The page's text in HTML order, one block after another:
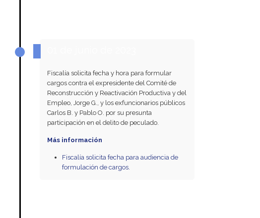
Fiscalía solicita fecha y hora para formular
cargos contra el expresidente del Comité de
Reconstrucción y Reactivación Productiva y del
Empleo, Jorge G., y los exfuncionarios públicos
Carlos B. y Pablo O. por su presunta
participación en el delito de peculado.
Más información
Fiscalía solicita fecha para audiencia de
formulación de cargos.